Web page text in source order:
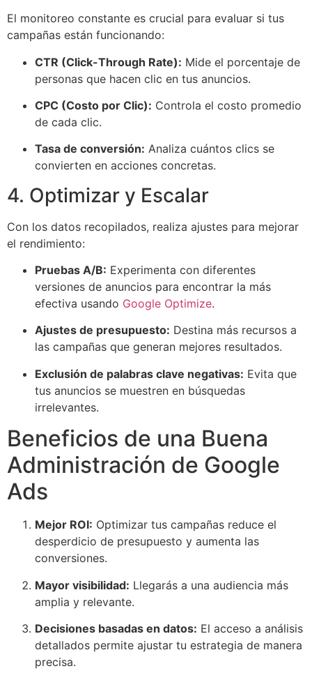
El monitoreo constante es crucial para evaluar si tus
campañas están funcionando:
CTR (Click-Through Rate): Mide el porcentaje de
personas que hacen clic en tus anuncios.
CPC (Costo por Clic): Controla el costo promedio
de cada clic.
Tasa de conversión: Analiza cuántos clics se
convierten en acciones concretas.
4. Optimizar y Escalar
Con los datos recopilados, realiza ajustes para mejorar
el rendimiento:
Pruebas A/B: Experimenta con diferentes
versiones de anuncios para encontrar la más
efectiva usando Google Optimize.
Ajustes de presupuesto: Destina más recursos a
las campañas que generan mejores resultados.
Exclusión de palabras clave negativas: Evita que
tus anuncios se muestren en búsquedas
irrelevantes.
Beneficios de una Buena
Administración de Google
Ads
Mejor ROI: Optimizar tus campañas reduce el
desperdicio de presupuesto y aumenta las
conversiones.
Mayor visibilidad: Llegarás a una audiencia más
amplia y relevante.
Decisiones basadas en datos: El acceso a análisis
detallados permite ajustar tu estrategia de manera
precisa.